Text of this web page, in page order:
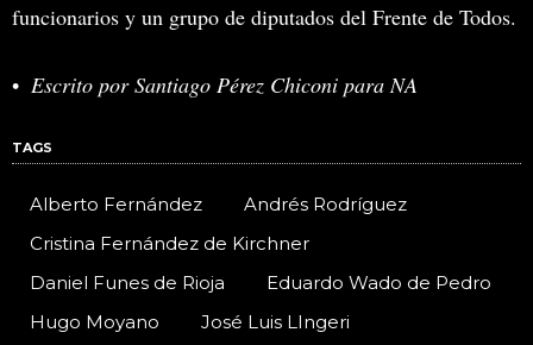
funcionarios y un grupo de diputados del Frente de Todos.
Escrito por Santiago Pérez Chiconi para NA
TAGS
Alberto Fernández
Andrés Rodríguez
Cristina Fernández de Kirchner
Daniel Funes de Rioja
Eduardo Wado de Pedro
Hugo Moyano
José Luis LIngeri